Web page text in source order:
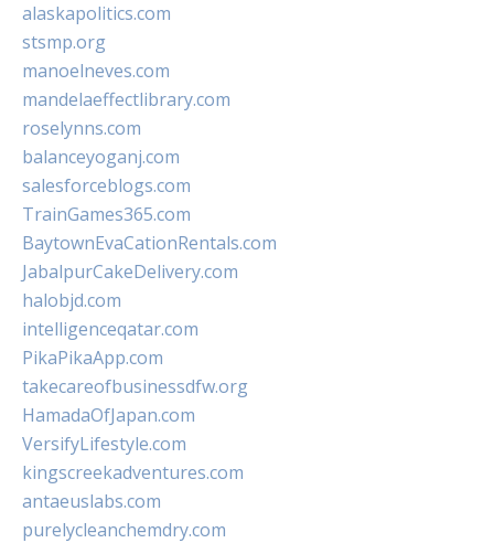
alaskapolitics.com
stsmp.org
manoelneves.com
mandelaeffectlibrary.com
roselynns.com
balanceyoganj.com
salesforceblogs.com
TrainGames365.com
BaytownEvaCationRentals.com
JabalpurCakeDelivery.com
halobjd.com
intelligenceqatar.com
PikaPikaApp.com
takecareofbusinessdfw.org
HamadaOfJapan.com
VersifyLifestyle.com
kingscreekadventures.com
antaeuslabs.com
purelycleanchemdry.com